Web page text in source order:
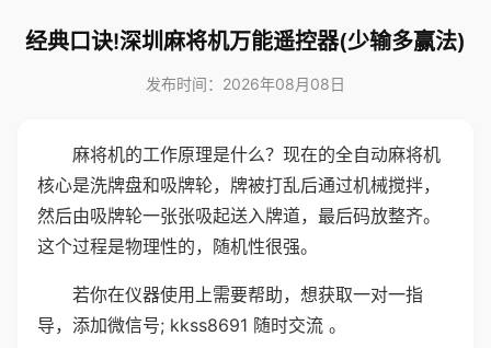
经典口诀!深圳麻将机万能遥控器(少输多赢法)
发布时间：2026年08月08日
麻将机的工作原理是什么？现在的全自动麻将机
核心是洗牌盘和吸牌轮，牌被打乱后通过机械搅拌，
然后由吸牌轮一张张吸起送入牌道，最后码放整齐。
这个过程是物理性的，随机性很强。
若你在仪器使用上需要帮助，想获取一对一指
导，添加微信号; kkss8691 随时交流 。